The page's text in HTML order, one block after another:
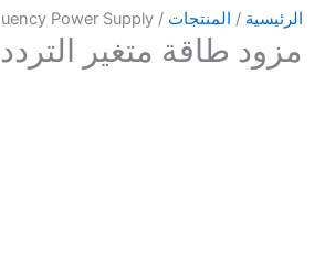
الرئيسية / المنتجات / Variable Frequency Power Supply
مزود طاقة متغير التردد